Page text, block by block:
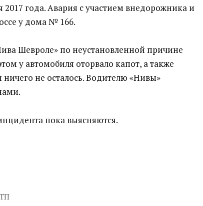
года. Авария с участием внедорожника и
у дома № 166.
Шевроле» по неустановленной причине
у автомобиля оторвало капот, а также
ничего не осталось. Водителю «Нивы»
пока выясняются.